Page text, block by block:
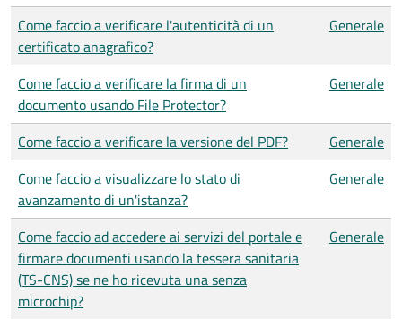
Come faccio a verificare l'autenticità di un
certificato anagrafico?
Generale
Come faccio a verificare la firma di un
documento usando File Protector?
Generale
Come faccio a verificare la versione del PDF?
Generale
Come faccio a visualizzare lo stato di
avanzamento di un'istanza?
Generale
Come faccio ad accedere ai servizi del portale e
firmare documenti usando la tessera sanitaria
(TS-CNS) se ne ho ricevuta una senza
microchip?
Generale